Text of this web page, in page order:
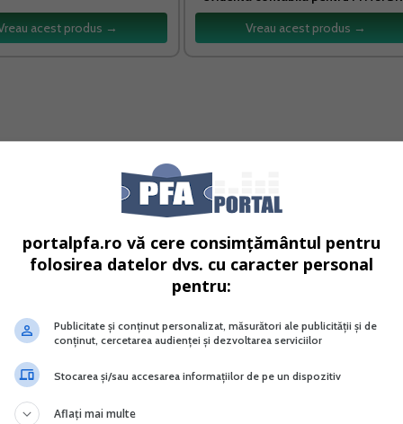
acest produs →
Vreau acest produs →
cazul prezentat de dvs. Pentru veniturile din activitati
pe baza de norme de venit veti completa dupa
norma anuala de venit de la locul desfasurarii
se completeaza suma reprezentand norma de
publicati de catre directiile generale regionale
portalpfa.ro vă cere consimțământul pentru
folosirea datelor dvs. cu caracter personal
pentru:
Publicitate și conținut personalizat, măsurători ale publicității și de
conținut, cercetarea audienței și dezvoltarea serviciilor
Stocarea și/sau accesarea informațiilor de pe un dispozitiv
Aflați mai multe